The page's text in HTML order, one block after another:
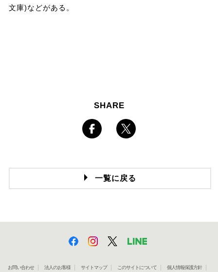
文庫)などがある。
SHARE
一覧に戻る
お問い合わせ 法人のお客様 サイトマップ このサイトについて 個人情報保護方針